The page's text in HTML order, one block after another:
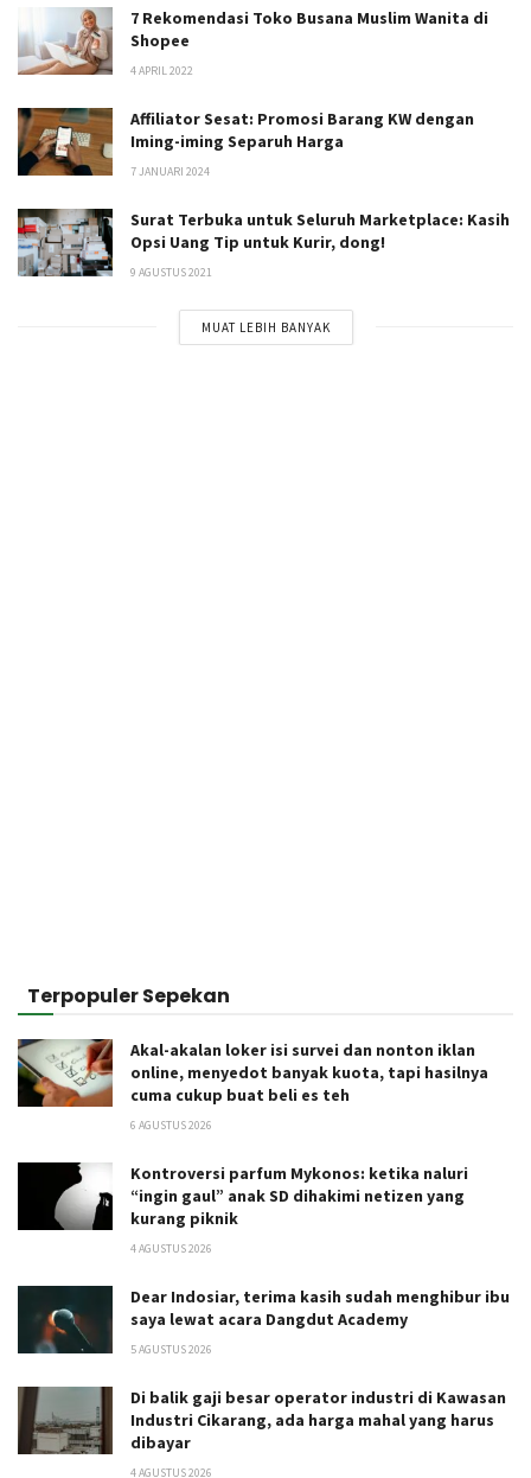
7 Rekomendasi Toko Busana Muslim Wanita di
Shopee
4 APRIL 2022
Affiliator Sesat: Promosi Barang KW dengan
Iming-iming Separuh Harga
7 JANUARI 2024
Surat Terbuka untuk Seluruh Marketplace: Kasih
Opsi Uang Tip untuk Kurir, dong!
9 AGUSTUS 2021
MUAT LEBIH BANYAK
Terpopuler Sepekan
Akal-akalan loker isi survei dan nonton iklan
online, menyedot banyak kuota, tapi hasilnya
cuma cukup buat beli es teh
6 AGUSTUS 2026
Kontroversi parfum Mykonos: ketika naluri
“ingin gaul” anak SD dihakimi netizen yang
kurang piknik
4 AGUSTUS 2026
Dear Indosiar, terima kasih sudah menghibur ibu
saya lewat acara Dangdut Academy
5 AGUSTUS 2026
Di balik gaji besar operator industri di Kawasan
Industri Cikarang, ada harga mahal yang harus
dibayar
4 AGUSTUS 2026